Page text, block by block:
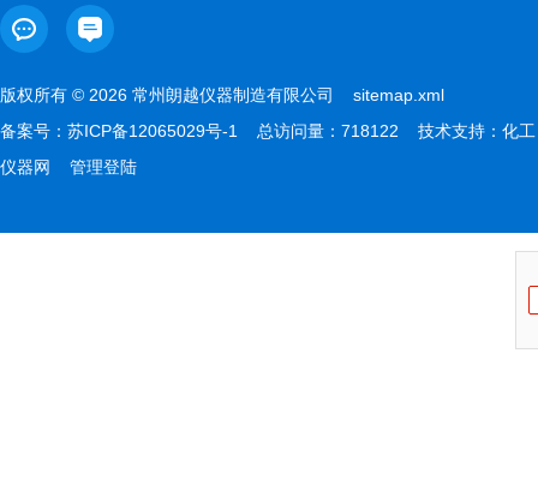
版权所有 © 2026 常州朗越仪器制造有限公司 sitemap.xml
备案号： 苏ICP备12065029号-1 总访问量：718122 技术支持： 化工
仪器网
管理登陆